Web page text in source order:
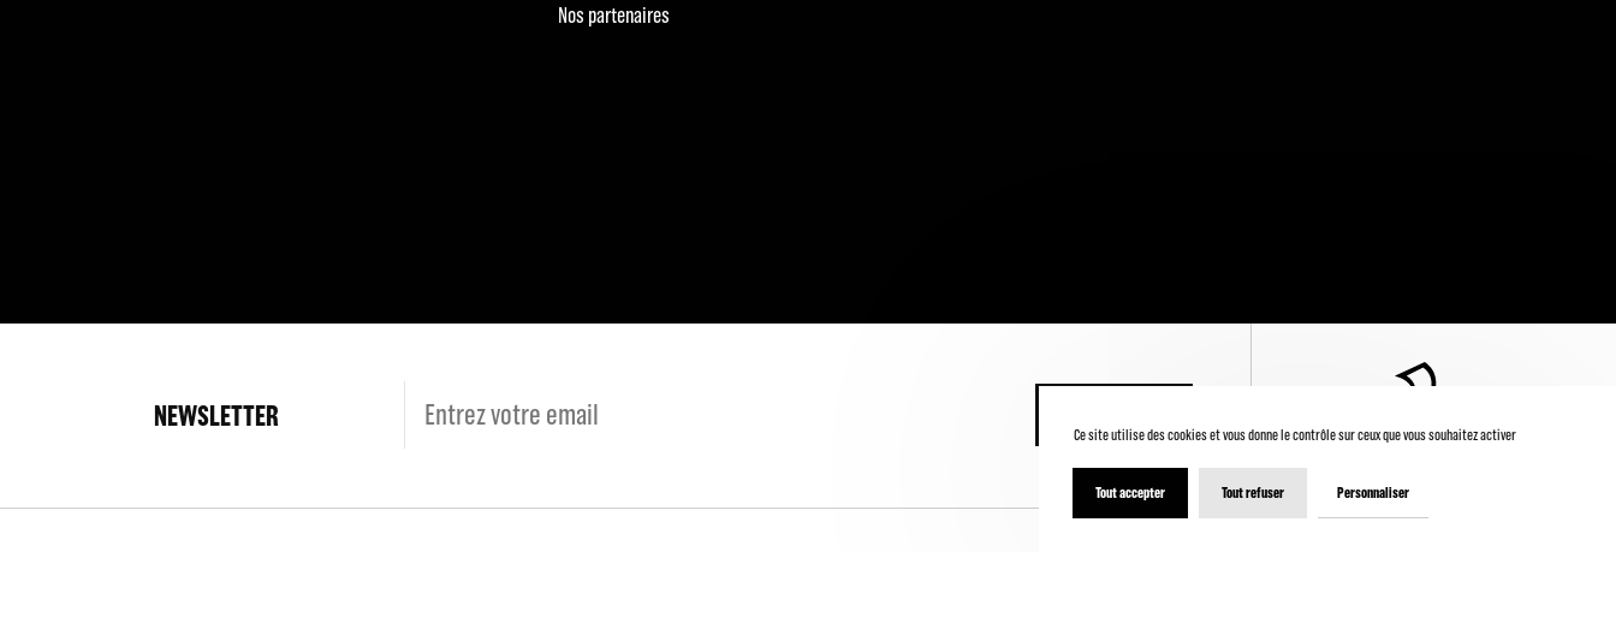
Nos partenaires
NEWSLETTER
Ce site utilise des cookies et vous donne le contrôle sur ceux que vous souhaitez activer
Tout accepter Tout refuser Personnaliser